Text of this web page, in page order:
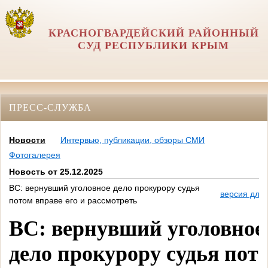
КРАСНОГВАРДЕЙСКИЙ РАЙОННЫЙ
СУД РЕСПУБЛИКИ КРЫМ
ПРЕСС-СЛУЖБА
Новости
Интервью, публикации, обзоры СМИ
Фотогалерея
Новость от 25.12.2025
ВС: вернувший уголовное дело прокурору судья
потом вправе его и рассмотреть
версия для
ВС: вернувший уголовное
дело прокурору судья